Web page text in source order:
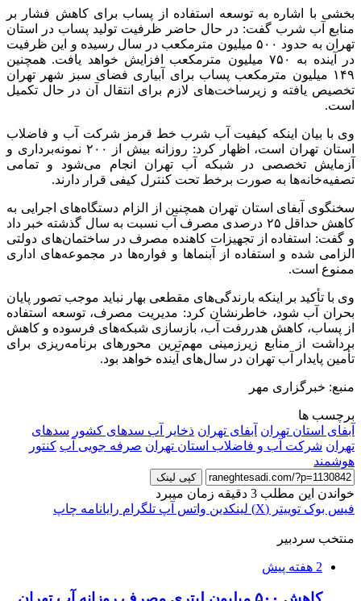
بخشی با اشاره به توسعه استفاده از پساب برای کاهش فشار بر
منابع آب شرب گفت: در حال حاضر ظرفیت تولید پساب در استان
تهران به حدود ۵۰۰ میلیون مترمکعب در سال رسیده و این ظرفیت
در آینده به ۷۵۰ میلیون مترمکعب افزایش خواهد یافت. همچنین
۱۴۹ میلیون مترمکعب پساب برای آبیاری فضای سبز شهر تهران
تخصیص یافته و زیرساخت‌های لازم برای انتقال آن در حال تکمیل
است.
وی با بیان اینکه کیفیت آب شرب خط قرمز شرکت آب و فاضلاب
استان تهران است، اظهار کرد: روزانه بیش از ۲۰۰ نمونه‌برداری و
آزمایش تخصصی در شبکه آب تهران انجام می‌شود و تمامی
تصفیه‌خانه‌ها به صورت برخط تحت کنترل کیفی قرار دارند.
سخنگوی آبفای استان تهران همچنین از الزام دستگاه‌های اجرایی به
کاهش حداقل ۲۵ درصدی مصرف آب نسبت به سال گذشته خبر داد
و گفت: استفاده از تجهیزات کاهنده مصرف در ساختمان‌های دولتی
الزامی شده و استفاده از آبنماها و فواره‌ها در مجموعه‌های اداری
ممنوع است.
وی با تأکید بر اینکه بارندگی‌های مقطعی بهار نباید موجب تصور پایان
بحران آب شود، خاطرنشان کرد: مدیریت مصرف، توسعه استفاده
از پساب، کاهش هدررفت آب، بازسازی شبکه‌های فرسوده و کاهش
برداشت از منابع زیرزمینی مهم‌ترین محورهای برنامه‌ریزی برای
تأمین پایدار آب تهران در سال‌های آینده خواهد بود.
منبع: خبرگزاری مهر
برچسب ها
آبفای استان تهران آبفای تهران ذخایر آب سدهای کشور سدهای
تهران شرکت آب و فاضلاب استان تهران صرفه جویی آب کنتور
هوشمند
کپی لینک
خواندن این مطلب 3 دقیقه زمان میبرد
فیس بوک توییتر (X) لینکدین واتس آپ تلگرام رایانامه چاپ
منتخب سردبیر
2 هفته پیش